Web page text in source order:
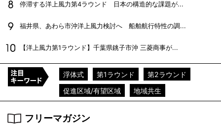
停滞する洋上風力第4ラウンド 日本の構造的な課題が...
福井県、あわら市沖洋上風力検討へ 船舶航行特性の調...
【洋上風力第1ラウンド】千葉県銚子市沖 三菱商事が...
浮体式 第1ラウンド
第2ラウンド
促進区域/有望区域
地域共生
フリーマガジン